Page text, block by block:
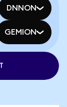
DNNON
GEMION